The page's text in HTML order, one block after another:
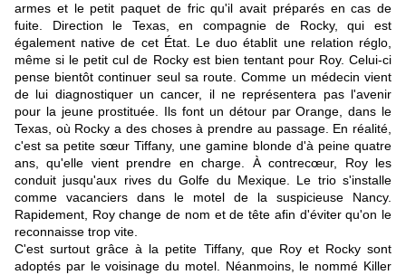
armes et le petit paquet de fric qu'il avait préparés en cas de
fuite. Direction le Texas, en compagnie de Rocky, qui est
également native de cet État. Le duo établit une relation réglo,
même si le petit cul de Rocky est bien tentant pour Roy. Celui-ci
pense bientôt continuer seul sa route. Comme un médecin vient
de lui diagnostiquer un cancer, il ne représentera pas l'avenir
pour la jeune prostituée. Ils font un détour par Orange, dans le
Texas, où Rocky a des choses à prendre au passage. En réalité,
c'est sa petite sœur Tiffany, une gamine blonde d'à peine quatre
ans, qu'elle vient prendre en charge. À contrecœur, Roy les
conduit jusqu'aux rives du Golfe du Mexique. Le trio s'installe
comme vacanciers dans le motel de la suspicieuse Nancy.
Rapidement, Roy change de nom et de tête afin d'éviter qu'on le
reconnaisse trop vite.
C'est surtout grâce à la petite Tiffany, que Roy et Rocky sont
adoptés par le voisinage du motel. Néanmoins, le nommé Killer